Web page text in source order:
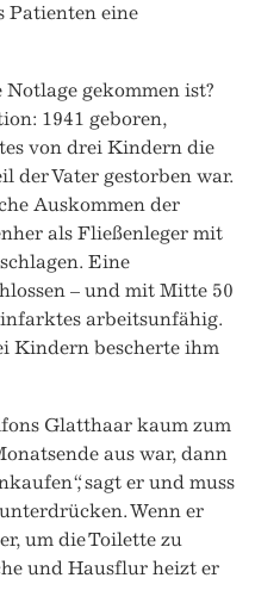
Patienten eine
gekommen ist?
1941 geboren,
von drei Kindern die
Vater gestorben war.
Auskommen der
als Fließenleger mit
Eine
– und mit Mitte 50
arbeitsunfähig.
Kindern bescherte ihm
Glatthaar kaum zum
aus war, dann
sagt er und muss
Wenn er
um die Toilette zu
und Hausflur heizt er